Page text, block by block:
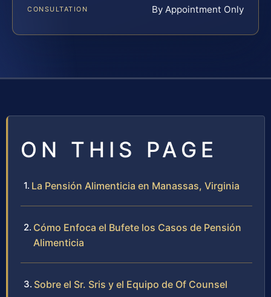
CONSULTATION By Appointment Only
ON THIS PAGE
La Pensión Alimenticia en Manassas, Virginia
Cómo Enfoca el Bufete los Casos de Pensión
Alimenticia
Sobre el Sr. Sris y el Equipo de Of Counsel